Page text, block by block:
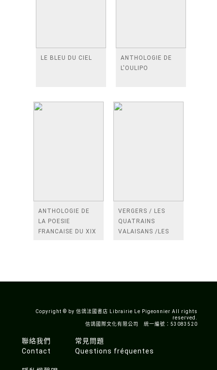
LE BLEU DU CIEL
ANTHOLOGIE DE
L'OULIPO
ANTHOLOGIE DE
LA POESIE
FRANCAISE DU XIX
VERGERS / LES
QUATRAINS
VALAISANS /LES
Copyright © by 信鴿法國書店 Librairie Le Pigeonnier All rights
reserved.
信鴿國際文化有限公司 統一編號：53083520
聯絡我們
Contact
常見問題
Questions fréquentes